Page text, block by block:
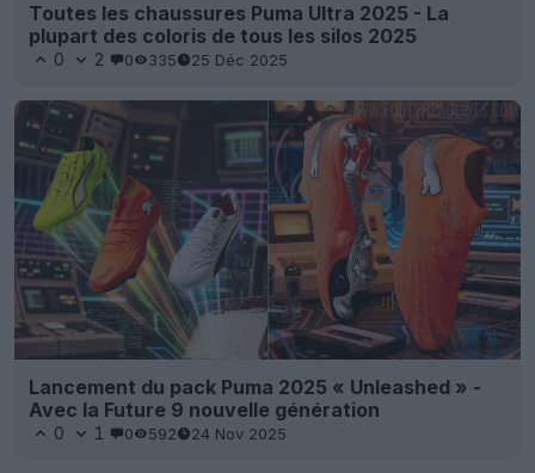
Toutes les chaussures Puma Ultra 2025 - La
plupart des coloris de tous les silos 2025
0 2 0 335 25 Déc 2025
Lancement du pack Puma 2025 « Unleashed » -
Avec la Future 9 nouvelle génération
0 1 0 592 24 Nov 2025